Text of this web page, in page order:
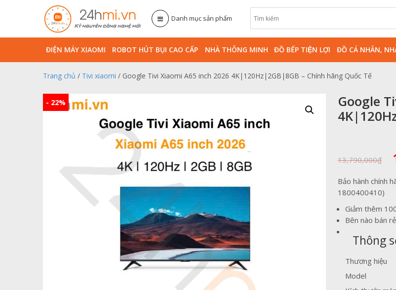
Danh mục sản phẩm
ĐIỆN MÁY XIAOMI ROBOT HÚT BỤI CAO CẤP NHÀ THÔNG MINH ĐỒ BẾP TIỆN LỢI ĐỒ CÁ NHÂN,
Trang chủ / Tivi xiaomi / Google Tivi Xiaomi A65 inch 2026 4K|120Hz|2GB|8GB – Chính hãng Quốc Tế
- 22%
Google
13,790,000₫
Bảo hành chính
1800400410)
Giảm thêm
Bên nào bán
Thông
Thương hiệu
Model